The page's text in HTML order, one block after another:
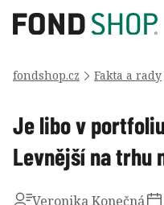
fondshop.cz Fakta a rady
Je libo v
Levnější na trhu
Veronika Konečná